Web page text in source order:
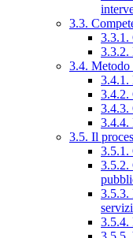
3.3.
3.3.1.
3.3.2.
3.4.
3.4.1.
3.4.2.
3.4.3.
3.4.4.
3.5. Il
3.5.1.
3.5.2.
3.5.3.
3.5.4.